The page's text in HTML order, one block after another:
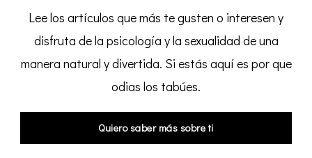
Lee los artículos que más te gusten o interesen y
disfruta de la psicología y la sexualidad de una
manera natural y divertida. Si estás aquí es por que
odias los tabúes.
Quiero saber más sobre ti